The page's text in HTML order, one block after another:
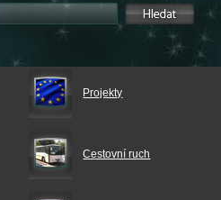
Projekty
Cestovní ruch